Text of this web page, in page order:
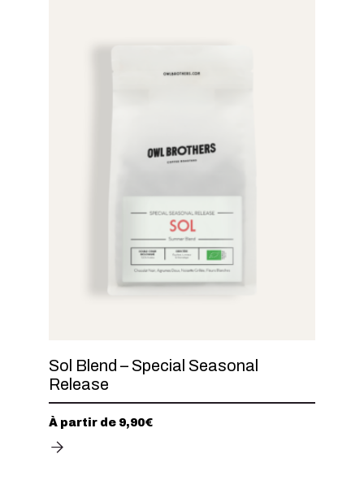
Sol Blend – Special Seasonal
Release
À partir de 9,90€